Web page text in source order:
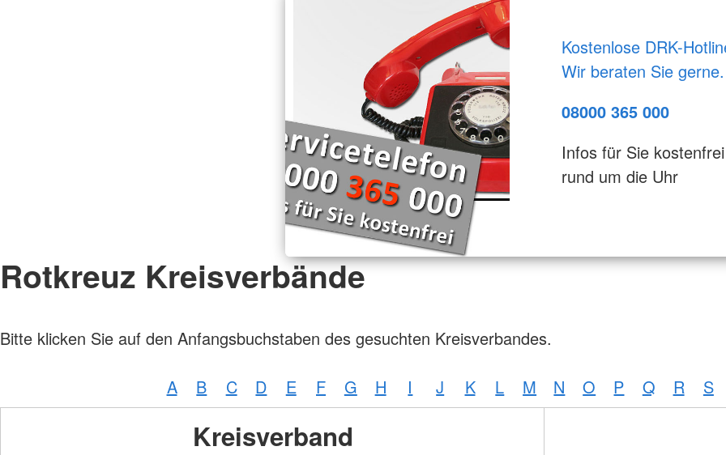
Kostenlose DRK-
Wir beraten Sie gerne.
08000 365 000
Infos für Sie kostenfrei
rund um die Uhr
Rotkreuz Kreisverbände
Bitte klicken Sie auf den Anfangsbuchstaben des gesuchten Kreisverbandes.
A B C D E F G H I J K L M N O P Q R S
Kreisverband